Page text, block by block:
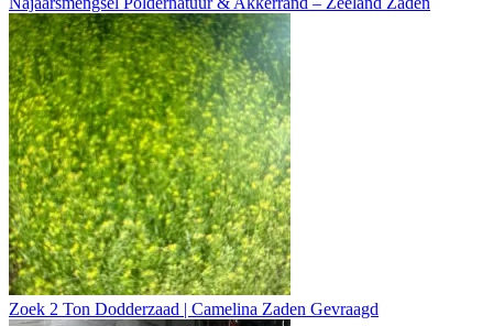
Zoek 2 Ton Dodderzaad | Camelina Zaden Gevraagd